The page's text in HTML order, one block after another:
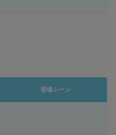
登場シーン